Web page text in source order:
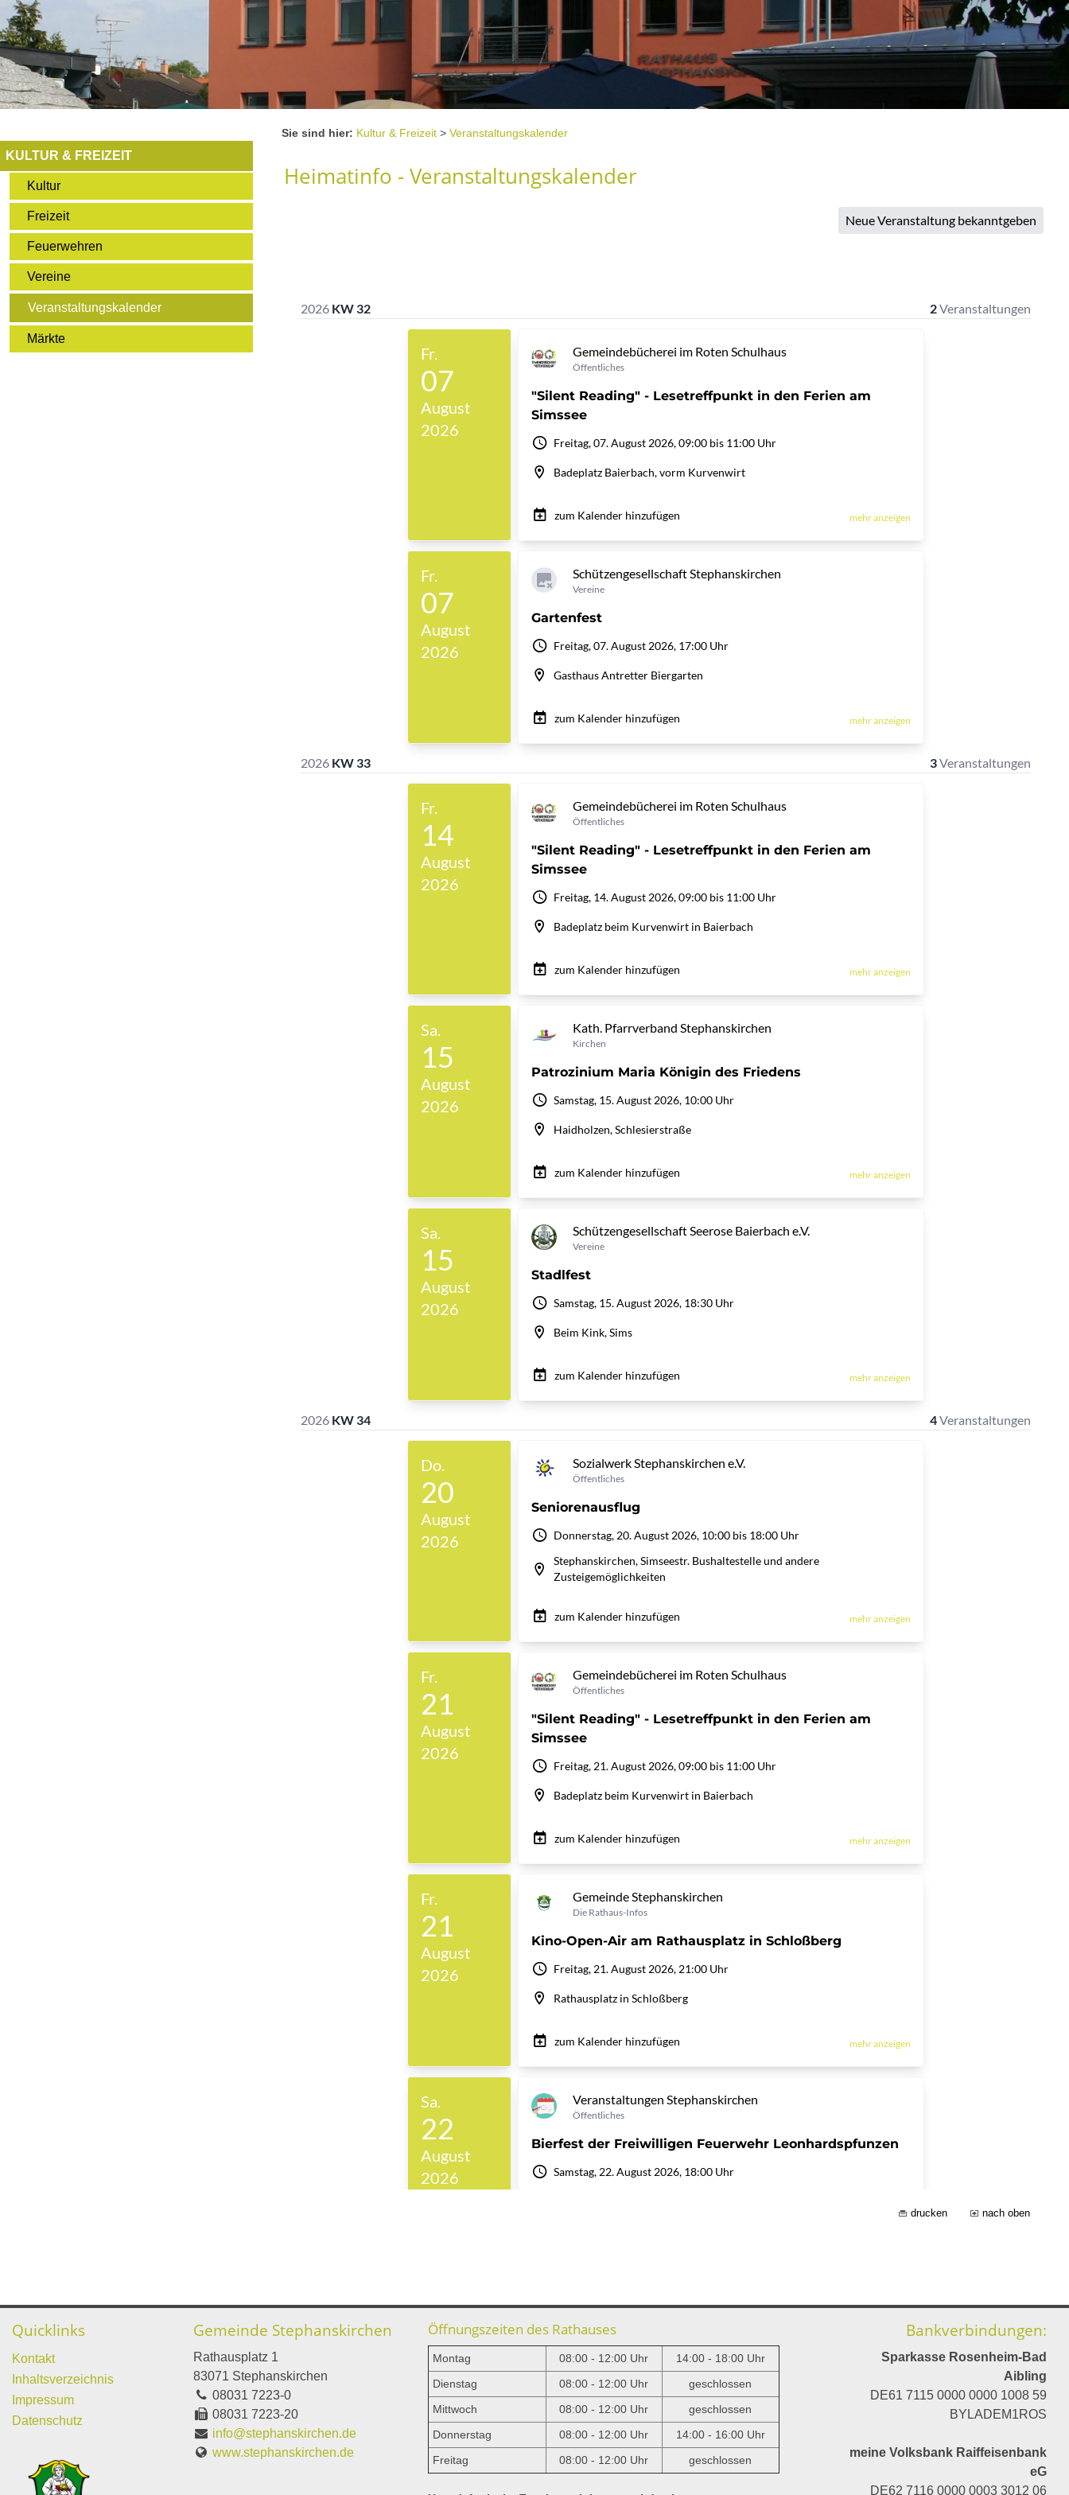
KULTUR & FREIZEIT
Kultur
Freizeit
Feuerwehren
Vereine
Veranstaltungskalender
Märkte
Sie sind hier: Kultur & Freizeit > Veranstaltungskalender
Heimatinfo - Veranstaltungskalender
drucken nach oben
Quicklinks
Kontakt
Inhaltsverzeichnis
Impressum
Datenschutz
Gemeinde Stephanskirchen
Rathausplatz 1
83071 Stephanskirchen
08031 7223-0
08031 7223-20
info@stephanskirchen.de
www.stephanskirchen.de
Öffnungszeiten des Rathauses
Montag 08:00 - 12:00 Uhr
14:00 - 18:00 Uhr
Dienstag
08:00 - 12:00 Uhr
geschlossen
Mittwoch
08:00 - 12:00 Uhr
geschlossen
Donnerstag
08:00 - 12:00 Uhr
14:00 - 16:00 Uhr
Freitag
08:00 - 12:00 Uhr geschlossen
Bankverbindungen:
Sparkasse Rosenheim-Bad
Aibling
DE61 7115 0000 0000 1008 59
BYLADEM1ROS
meine Volksbank Raiffeisenbank
eG
DE62 7116 0000 0003 3012 06